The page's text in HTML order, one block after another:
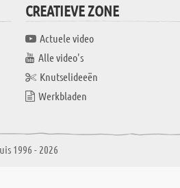
CREATIEVE ZONE
Actuele video
Alle video's
Knutselideeën
Werkbladen
1996 - 2026